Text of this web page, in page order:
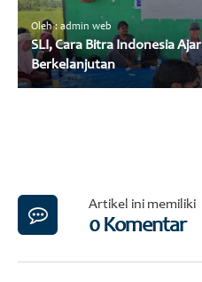
Oleh : admin web
SLI, Cara Bitra Indonesia
Berkelanjutan
Artikel ini memiliki
0 Komentar